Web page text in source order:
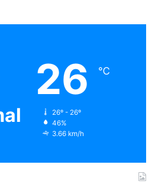
26 ℃
26º - 26º
46%
3.66 km/h